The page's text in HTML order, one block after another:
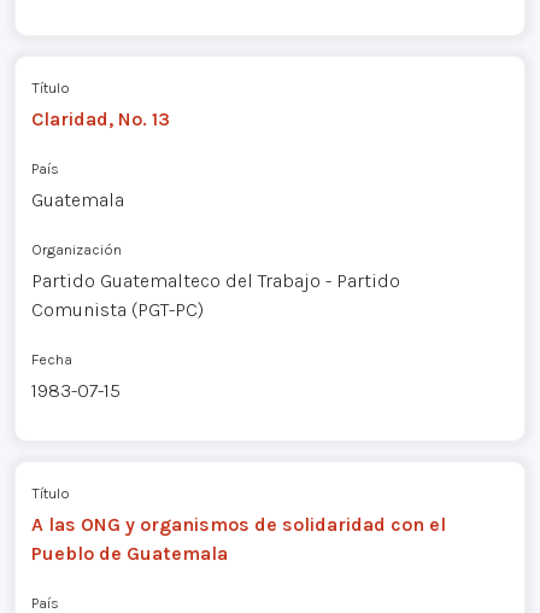
Título
Claridad, No. 13
País
Guatemala
Organización
Partido Guatemalteco del Trabajo - Partido
Comunista (PGT-PC)
Fecha
1983-07-15
Título
A las ONG y organismos de solidaridad con el
Pueblo de Guatemala
País